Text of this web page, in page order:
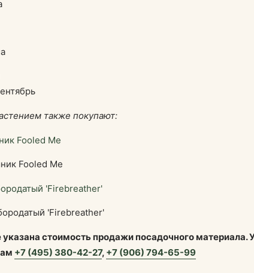
также покупают:
Fooled Me
'Firebreather'
указана стоимость продажи посадочного материала.
+7 (495) 380-42-27, +7 (906) 794-65-99